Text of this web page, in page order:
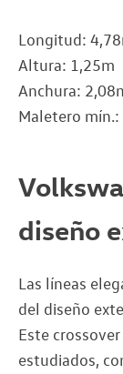
Longitud:
Altura: 1,25m
Anchura:
Maletero mín.:
diseño
Las líneas
del diseño
Este
estudiados,